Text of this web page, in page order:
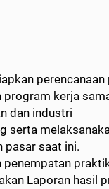
program kerja
dan industri
serta
pasar saat ini.
penempatan
Laporan hasil